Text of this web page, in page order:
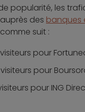
popularité, les
des banques
suit :
pour
pour
pour ING